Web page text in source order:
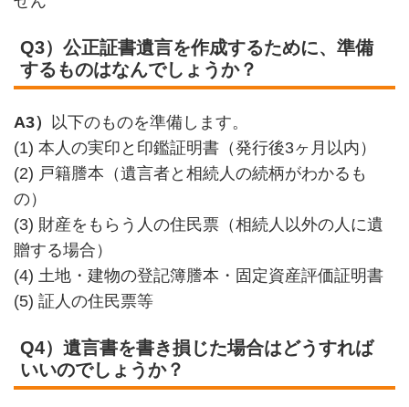
Q3）公正証書遺言を作成するために、準備
するものはなんでしょうか？
A3）
以下のものを準備します。
(1) 本人の実印と印鑑証明書（発行後3ヶ月以内）
(2) 戸籍謄本（遺言者と相続人の続柄がわかるも
の）
(3) 財産をもらう人の住民票（相続人以外の人に遺
贈する場合）
(4) 土地・建物の登記簿謄本・固定資産評価証明書
(5) 証人の住民票等
Q4）遺言書を書き損じた場合はどうすれば
いいのでしょうか？